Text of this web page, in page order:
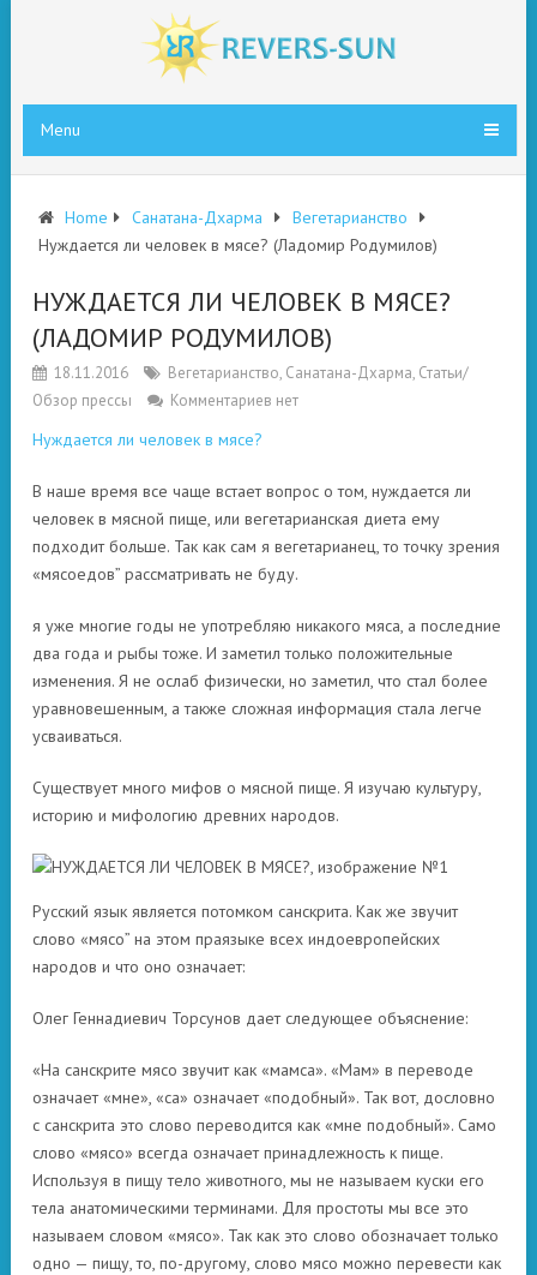
Menu
Home Санатана-Дхарма
Вегетарианство
Нуждается ли человек в мясе? (Ладомир Родумилов)
НУЖДАЕТСЯ ЛИ ЧЕЛОВЕК В МЯСЕ?
(ЛАДОМИР РОДУМИЛОВ)
18.11.2016 Вегетарианство, Санатана-Дхарма, Статьи/
Обзор прессы
Комментариев нет
Нуждается ли человек в мясе?
В наше время все чаще встает вопрос о том, нуждается ли
человек в мясной пище, или вегетарианская диета ему
подходит больше. Так как сам я вегетарианец, то точку зрения
«мясоедов” рассматривать не буду.
я уже многие годы не употребляю никакого мяса, а последние
два года и рыбы тоже. И заметил только положительные
изменения. Я не ослаб физически, но заметил, что стал более
уравновешенным, а также сложная информация стала легче
усваиваться.
Существует много мифов о мясной пище. Я изучаю культуру,
историю и мифологию древних народов.
Русский язык является потомком санскрита. Как же звучит
слово «мясо” на этом праязыке всех индоевропейских
народов и что оно означает:
Олег Геннадиевич Торсунов дает следующее объяснение:
«На санскрите мясо звучит как «мамса». «Мам» в переводе
означает «мне», «са» означает «подобный». Так вот, дословно
с санскрита это слово переводится как «мне подобный». Само
слово «мясо» всегда означает принадлежность к пище.
Используя в пищу тело животного, мы не называем куски его
тела анатомическими терминами. Для простоты мы все это
называем словом «мясо». Так как это слово обозначает только
одно — пищу, то, по-другому, слово мясо можно перевести как